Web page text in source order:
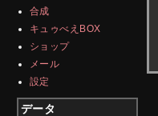
合成
キュゥべえBOX
ショップ
メール
設定
データ